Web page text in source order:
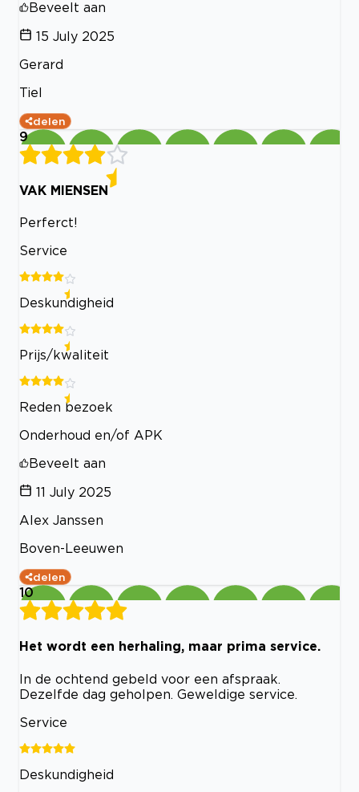
Beveelt aan
15 July 2025
Gerard
Tiel
delen
9
VAK MIENSEN
Perferct!
Service
Deskundigheid
Prijs/kwaliteit
Reden bezoek
Onderhoud en/of APK
Beveelt aan
11 July 2025
Alex Janssen
Boven-Leeuwen
delen
10
Het wordt een herhaling, maar prima service.
In de ochtend gebeld voor een afspraak.
Dezelfde dag geholpen. Geweldige service.
Service
Deskundigheid